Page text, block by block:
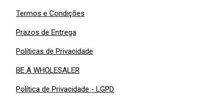
Termos e Condições
Prazos de Entrega
Políticas de Privacidade
BE A WHOLESALER
Política de Privacidade - LGPD